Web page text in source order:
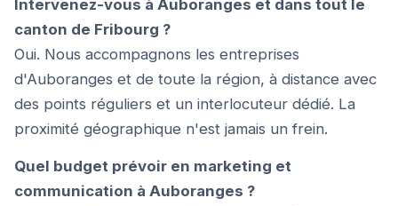
Intervenez-vous à Auboranges et dans tout le
canton de Fribourg ?
Oui. Nous accompagnons les entreprises
d'Auboranges et de toute la région, à distance avec
des points réguliers et un interlocuteur dédié. La
proximité géographique n'est jamais un frein.
Quel budget prévoir en marketing et
communication à Auboranges ?